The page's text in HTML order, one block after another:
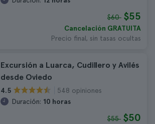
$60 $55
Cancelación GRATUITA
Precio final, sin tasas ocultas
Excursión a Luarca, Cudillero y Avilés
desde Oviedo
4.5
548 opiniones
Duración: 10 horas
$55 $50